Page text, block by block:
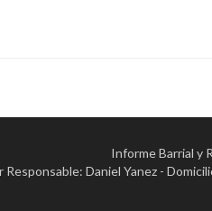
Informe Barrial y
Responsable: Daniel Yanez -